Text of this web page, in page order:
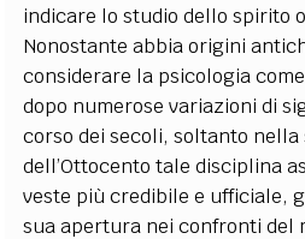
indicare lo studio dello spirito
Nonostante abbia origini
considerare la psicologia
dopo numerose variazioni di
corso dei secoli, soltanto nella
dell’Ottocento tale disciplina
veste più credibile e ufficiale,
sua apertura nei confronti del